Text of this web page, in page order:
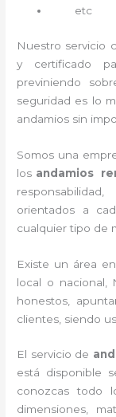
etc
Nuestro servicio
y certificado
previniendo
seguridad es lo
andamios sin
Somos una
los andamios
orientados a
cualquier tipo de
Existe un área
local o nacional,
honestos,
clientes, siendo
El servicio de
está disponible
conozcas todo
dimensiones,